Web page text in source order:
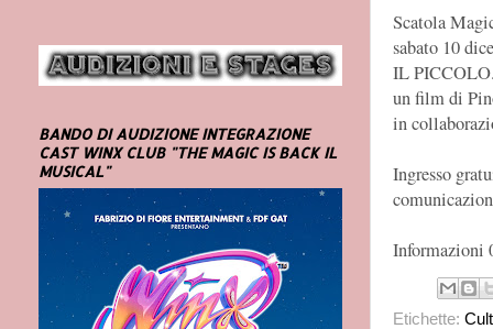
Scatola
sabato 10
IL
un film di
in
Ingresso
Informazioni
Etichette:
BANDO DI AUDIZIONE INTEGRAZIONE
CAST WINX CLUB "THE MAGIC IS BACK IL
MUSICAL"